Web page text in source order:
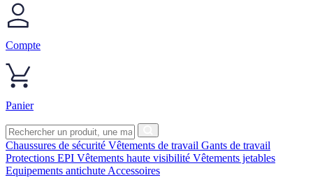
Compte
Panier
Chaussures de sécurité Vêtements de travail Gants de travail
Protections EPI Vêtements haute visibilité Vêtements jetables
Equipements antichute Accessoires